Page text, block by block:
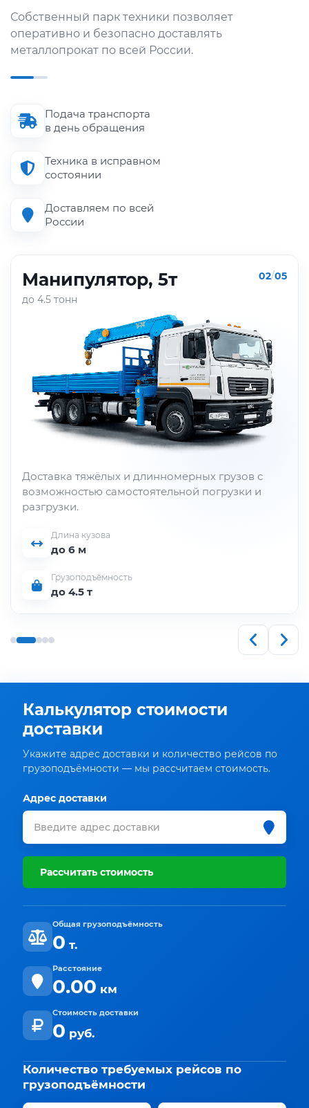
Собственный парк техники позволяет
оперативно и безопасно доставлять
металлопрокат по всей России.
Подача транспорта
в день обращения
Техника в исправном
состоянии
Доставляем по всей
России
Манипулятор, 5т
до 4.5 тонн
02/05
Доставка тяжёлых и длинномерных грузов с
возможностью самостоятельной погрузки и
разгрузки.
Длина кузова
до 6 м
Грузоподъёмность
до 4.5 т
Калькулятор стоимости
доставки
Укажите адрес доставки и количество рейсов по
грузоподъёмности — мы рассчитаем стоимость.
Адрес доставки
Рассчитать стоимость
Общая грузоподъёмность
0 т.
Расстояние
0.00 км
Стоимость доставки
0 руб.
Количество требуемых рейсов по
грузоподъёмности